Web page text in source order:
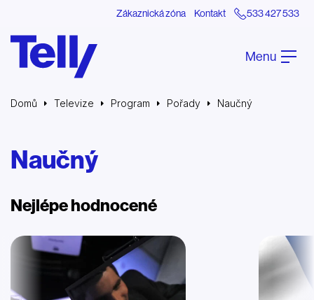
Zákaznická zóna Kontakt 533 427 533
Menu
Domů Televize Program Pořady Naučný
Naučný
Nejlépe hodnocené